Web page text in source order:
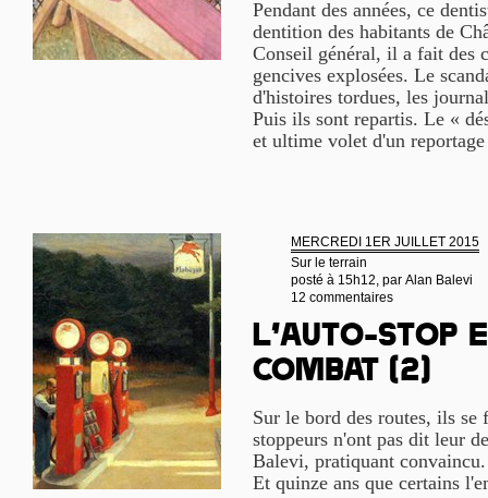
Pendant des années, ce
dentition des habitants de
Conseil général, il a fait des
gencives explosées. Le
d'histoires tordues, les
Puis ils sont repartis. Le «
et ultime volet d'un
MERCREDI 1ER JUILLET 2015
Sur le terrain
posté à 15h12, par Alan Balevi
12 commentaires
L’auto-stop
combat (2)
Sur le bord des routes, ils
stoppeurs n'ont pas dit leur
Balevi, pratiquant
Et quinze ans que certains